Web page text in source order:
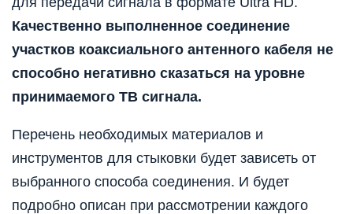
Качественно выполненное соединение
участков коаксиального антенного кабеля не
способно негативно сказаться на уровне
принимаемого ТВ сигнала.
Перечень необходимых материалов и
инструментов для стыковки будет зависеть от
выбранного способа соединения. И будет
подробно описан при рассмотрении каждого